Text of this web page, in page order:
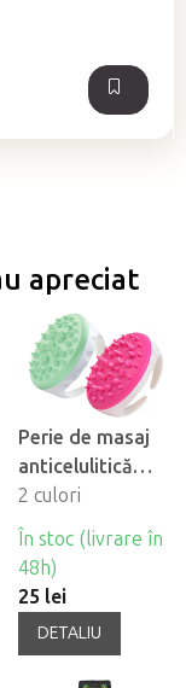
apreciat
Perie de masaj
anticelulitică
Fabulo
2 culori
În stoc (livrare în
48h)
25 lei
DETALIU